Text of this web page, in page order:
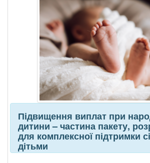
Підвищення виплат при
дитини – частина пакету,
для комплексної підтримки
дітьми